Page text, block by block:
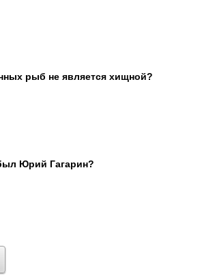
рыб не является хищной?
Юрий Гагарин?